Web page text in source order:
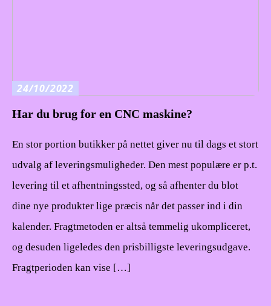
24/10/2022
Har du brug for en CNC maskine?
En stor portion butikker på nettet giver nu til dags et stort
udvalg af leveringsmuligheder. Den mest populære er p.t.
levering til et afhentningssted, og så afhenter du blot
dine nye produkter lige præcis når det passer ind i din
kalender. Fragtmetoden er altså temmelig ukompliceret,
og desuden ligeledes den prisbilligste leveringsudgave.
Fragtperioden kan vise […]